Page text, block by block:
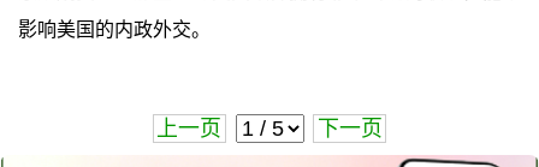
影响美国的内政外交。
上一页 下一页